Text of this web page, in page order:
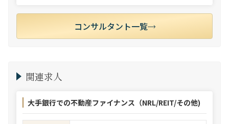
コンサルタント一覧
関連求人
大手銀行での不動産ファイナンス（NRL/REIT/その他)